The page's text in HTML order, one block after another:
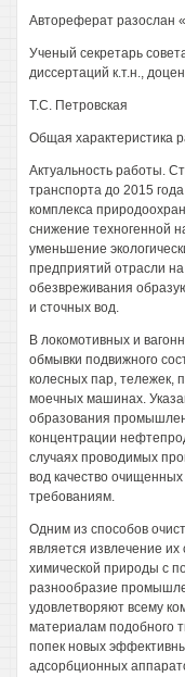
Автореферат разослан
Ученый секретарь
диссертаций к.т.н.,
Т.С. Петровская
Общая характеристика
Актуальность работы.
транспорта до 2015
комплекса
снижение техногенной
уменьшение
предприятий отрасли
обезвреживания
и сточных вод.
В локомотивных и
обмывки подвижного
колесных пар, тележек,
моечных машинах.
образования
концентрации
случаях проводимых
вод качество
требованиям.
Одним из способов
является извлечение
химической природы с
разнообразие
удовлетворяют всему
материалам подобного
попек новых
адсорбционных